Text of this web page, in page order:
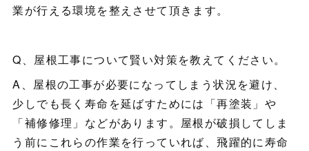
業が行える環境を整えさせて頂きます。
Q、屋根工事について賢い対策を教えてください。
A、屋根の工事が必要になってしまう状況を避け、
少しでも長く寿命を延ばすためには「再塗装」や
「補修修理」などがあります。屋根が破損してしま
う前にこれらの作業を行っていれば、飛躍的に寿命